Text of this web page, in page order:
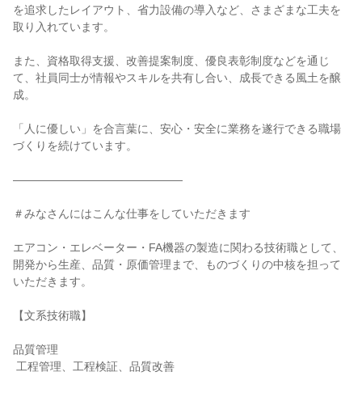
を追求したレイアウト、省力設備の導入など、さまざまな工夫を
取り入れています。
また、資格取得支援、改善提案制度、優良表彰制度などを通じ
て、社員同士が情報やスキルを共有し合い、成長できる風土を醸
成。
「人に優しい」を合言葉に、安心・安全に業務を遂行できる職場
づくりを続けています。
―――――――――――――――
＃みなさんにはこんな仕事をしていただきます
エアコン・エレベーター・FA機器の製造に関わる技術職として、
開発から生産、品質・原価管理まで、ものづくりの中核を担って
いただきます。
【文系技術職】
品質管理